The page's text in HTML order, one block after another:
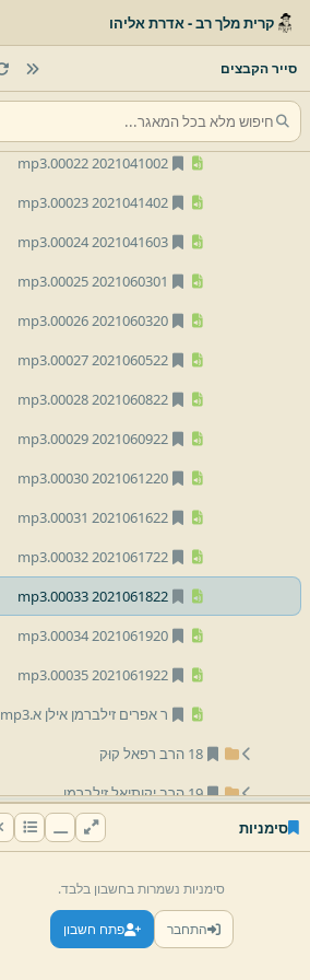
קרית מלך רב - אדרת אליהו
סייר הקבצים
2021040702 00019.
mp3
2021040802 00021.
2021041002 00022.
mp3
2021041402 00023.
mp3
2021041603 00024.
mp3
2021060301 00025.
mp3
2021060320 00026.
mp3
2021060522 00027.
mp3
2021060822 00028.
mp3
2021060922 00029.
mp3
2021061220 00030.
mp3
2021061622 00031.
mp3
2021061722 00032.
mp3
2021061822 00033.
mp3
2021061920 00034.
mp3
2021061922 00035.
mp3
ר אפרים זילברמן אילן א.mp3
18 הרב רפאל קוּק
19 הרב יקותיאל זילברמן
סימניות
סימניות נשמרות בחשבון בלבד.
התחבר פתח חשבון